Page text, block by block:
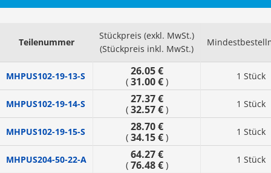
Teilenummer
Stückpreis (exkl. MwSt.)
(Stückpreis inkl. MwSt.)
MHPUS102-19-13-S 26.05 €
( 31.00 €) 1 Stück
MHPUS102-19-14-S 27.37 €
( 32.57 €) 1 Stück
MHPUS102-19-15-S 28.70 €
( 34.15 €) 1 Stück
MHPUS204-50-22-A 64.27 €
( 76.48 €) 1 Stück